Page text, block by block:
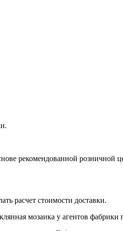
рекомендованной розничной
расчет стоимости доставки.
мозаика у агентов фабрики